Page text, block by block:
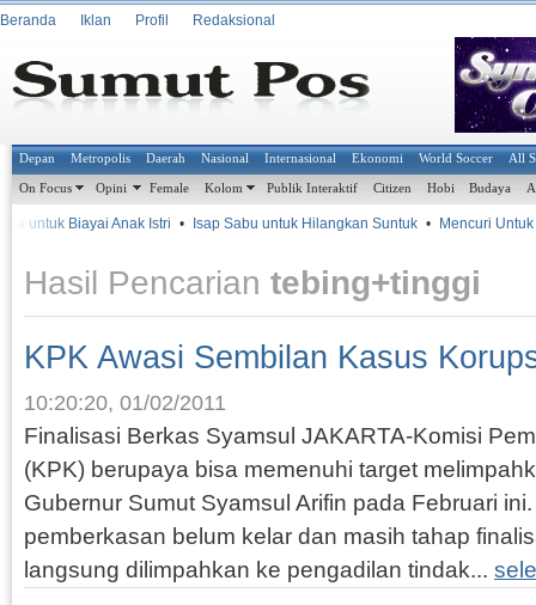
Beranda Iklan Profil Redaksional
Depan Metropolis Daerah Nasional Internasional Ekonomi World Soccer All
On Focus Opini Female Kolom Publik Interaktif Citizen Hobi Budaya
Biayai Anak Istri • Isap Sabu untuk Hilangkan Suntuk • Mencuri Untuk
Hasil Pencarian tebing+tinggi
KPK Awasi Sembilan Kasus
10:20:20, 01/02/2011
Finalisasi Berkas Syamsul JAKARTA-Komisi
(KPK) berupaya bisa memenuhi target
Gubernur Sumut Syamsul Arifin pada Februari
pemberkasan belum kelar dan masih tahap
langsung dilimpahkan ke pengadilan tindak...